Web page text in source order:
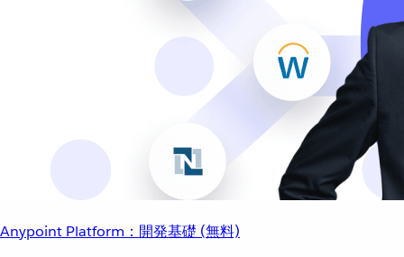
Anypoint Platform：開発基礎 (無料)